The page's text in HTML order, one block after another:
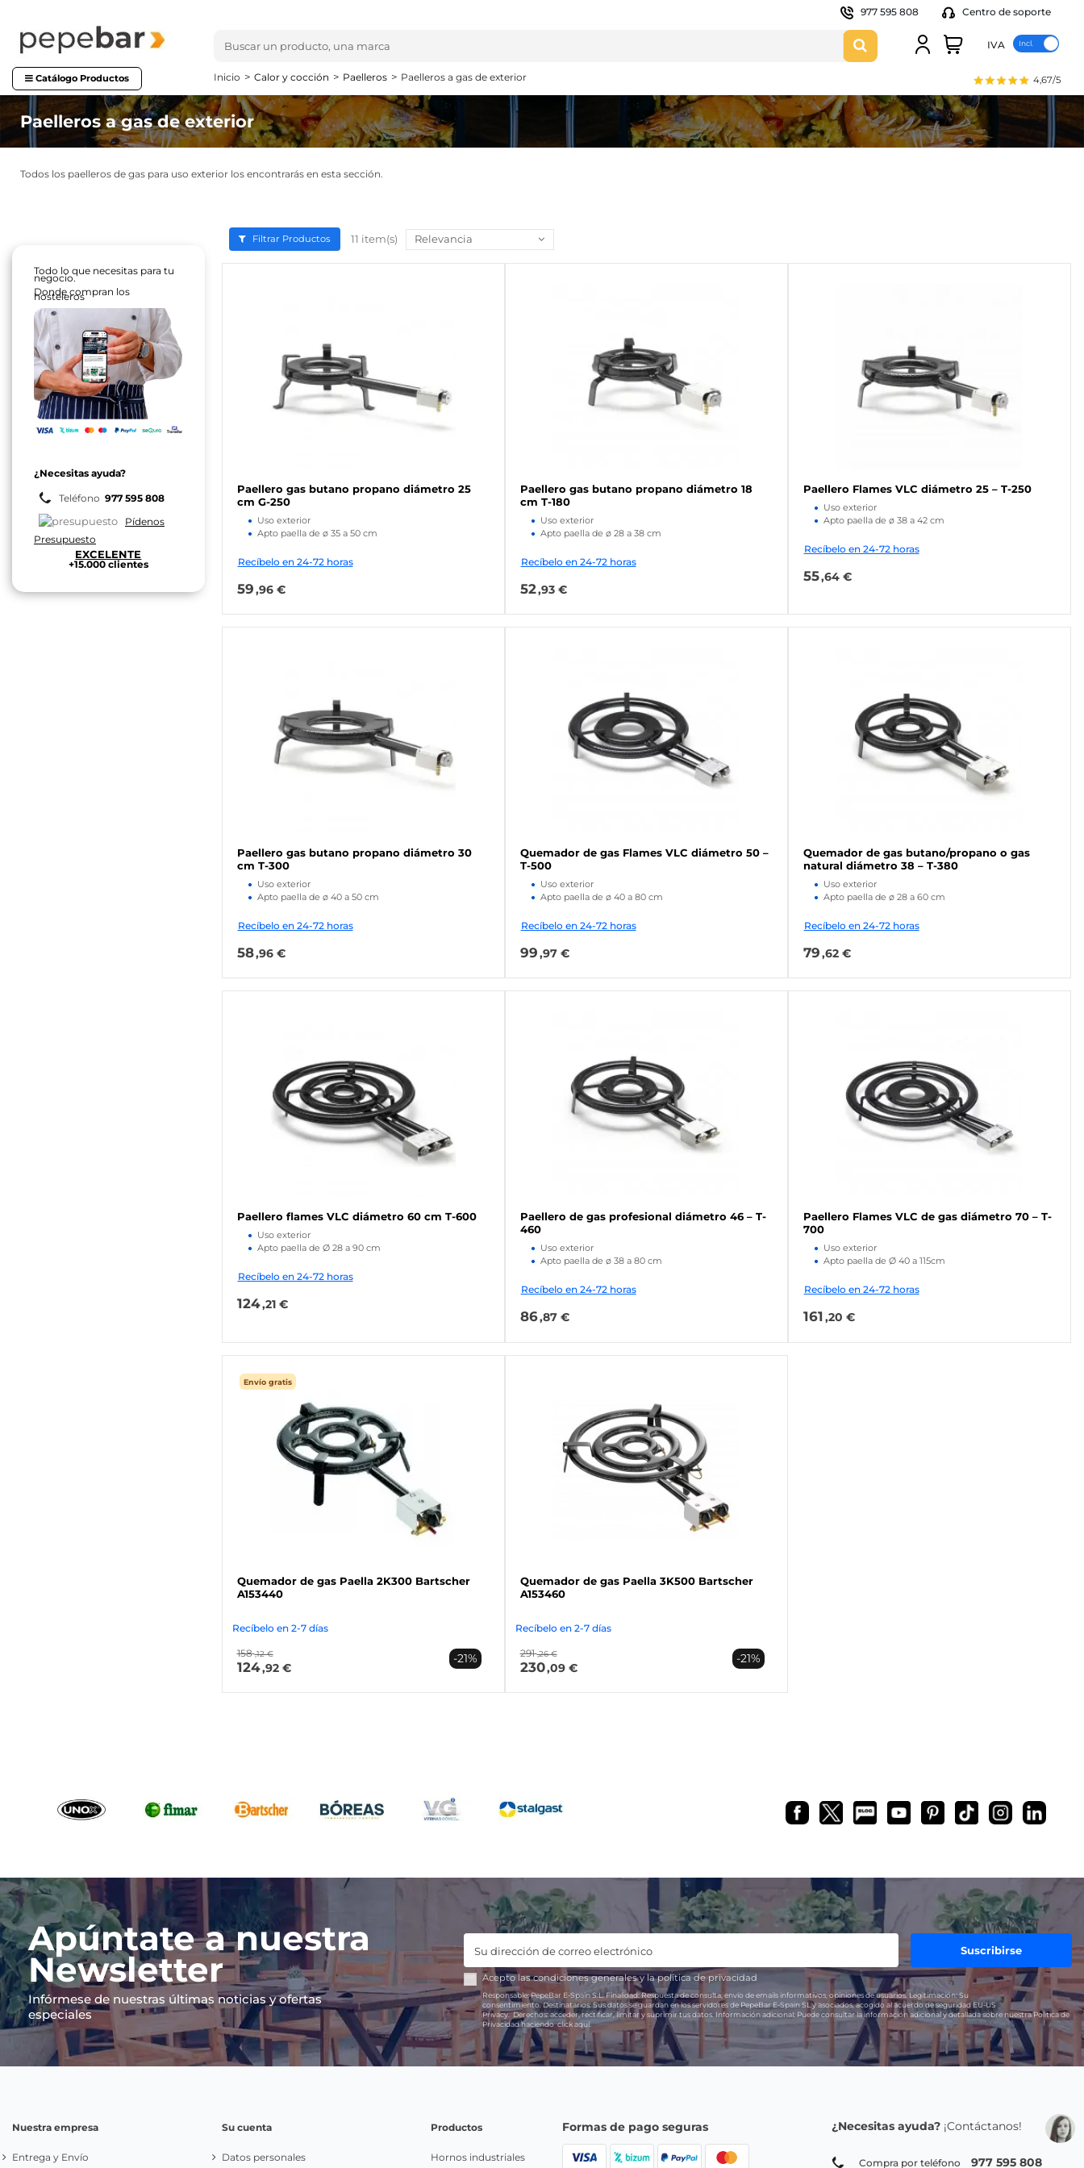
977 595 808 Centro de soporte
IVA
Catálogo Productos 4,67/5
Inicio Calor y cocción Paelleros Paelleros a gas de exterior
Paelleros a gas de exterior
Todos los paelleros de gas para uso exterior los encontrarás en esta sección.
Filtrar Productos 11 item(s) Relevancia
Paellero gas butano propano diámetro 25
cm G-250
Uso exterior
Apto paella de ø 35 a 50 cm
Recíbelo en 24-72 horas
59,96 €
Paellero gas butano propano diámetro 18
cm T-180
Uso exterior
Apto paella de ø 28 a 38 cm
Recíbelo en 24-72 horas
52,93 €
Paellero Flames VLC diámetro 25 – T-250
Uso exterior
Apto paella de ø 38 a 42 cm
Recíbelo en 24-72 horas
55,64 €
Paellero gas butano propano diámetro 30
cm T-300
Uso exterior
Apto paella de ø 40 a 50 cm
Recíbelo en 24-72 horas
58,96 €
Quemador de gas Flames VLC diámetro 50 –
T-500
Uso exterior
Apto paella de ø 40 a 80 cm
Recíbelo en 24-72 horas
99,97 €
Quemador de gas butano/propano o gas
natural diámetro 38 – T-380
Uso exterior
Apto paella de ø 28 a 60 cm
Recíbelo en 24-72 horas
79,62 €
Paellero flames VLC diámetro 60 cm T-600
Uso exterior
Apto paella de Ø 28 a 90 cm
Recíbelo en 24-72 horas
124,21 €
Paellero de gas profesional diámetro 46 – T-
460
Uso exterior
Apto paella de ø 38 a 80 cm
Recíbelo en 24-72 horas
86,87 €
Paellero Flames VLC de gas diámetro 70 – T-
700
Uso exterior
Apto paella de Ø 40 a 115cm
Recíbelo en 24-72 horas
161,20 €
Envío gratis
Quemador de gas Paella 2K300 Bartscher
A153440
Recíbelo en 2-7 días
158 ,12 €
124,92 €
-21%
Quemador de gas Paella 3K500 Bartscher
A153460
Recíbelo en 2-7 días
291 ,26 €
230,09 €
-21%
Todo lo que necesitas para tu
negocio.
Donde compran los
hosteleros
¿Necesitas ayuda?
Teléfono 977 595 808
Pídenos
Presupuesto
EXCELENTE
+15.000 clientes
Apúntate a nuestra
Newsletter
Infórmese de nuestras últimas noticias y ofertas
especiales
Suscribirse
Acepto lascondiciones generalesy lapolítica de privacidad
Responsable:PepeBar E-Spain S.L.Finalidad:Respuesta de consulta, envío de emails informativos, opiniones de usuarios. Legitimación: Su
consentimiento.Destinatarios:Sus datos se guardan en los servidores de PepeBar E-Spain SL y asociados, acogido al acuerdo de seguridad EU-US
Privacy.Derechos:acceder, rectificar, limitar y suprimir tus datos. Información adicional:Puede consultar la información adicional y detallada sobre nuestra Política de
Privacidad haciendoclick aquí.
Nuestra empresa
Entrega y Envío
Su cuenta
Datos personales
Productos
Hornos industriales
Formas de pago seguras ¿Necesitas ayuda? ¡Contáctanos!
Compra por teléfono 977 595 808